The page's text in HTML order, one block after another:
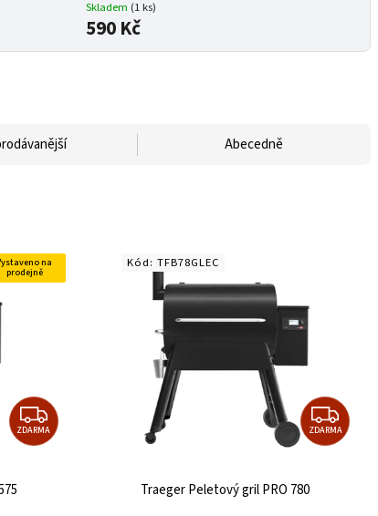
Skladem (1 ks)
590 Kč
Abecedně
na
prodejně
ZDARMA ZDARMA
Traeger Peletový gril PRO 780
Kód:TFB78GLEC